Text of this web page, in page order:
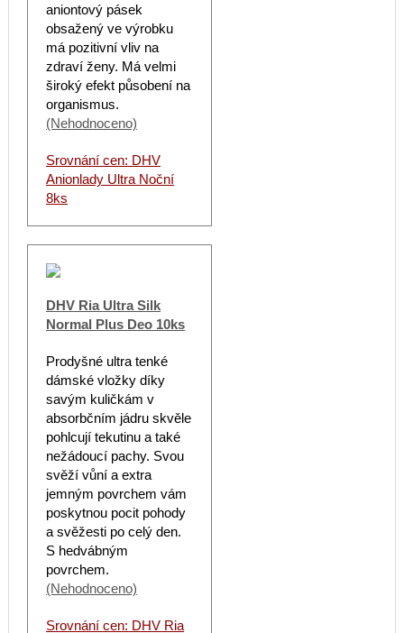
aniontový pásek
obsažený ve výrobku
má pozitivní vliv na
zdraví ženy. Má velmi
široký efekt působení na
organismus.
(Nehodnoceno)
Srovnání cen: DHV
Anionlady Ultra Noční
8ks
DHV Ria Ultra Silk
Normal Plus Deo 10ks
Prodyšné ultra tenké
dámské vložky díky
savým kuličkám v
absorbčním jádru skvěle
pohlcují tekutinu a také
nežádoucí pachy. Svou
svěží vůní a extra
jemným povrchem vám
poskytnou pocit pohody
a svěžesti po celý den.
S hedvábným
povrchem.
(Nehodnoceno)
Srovnání cen: DHV Ria